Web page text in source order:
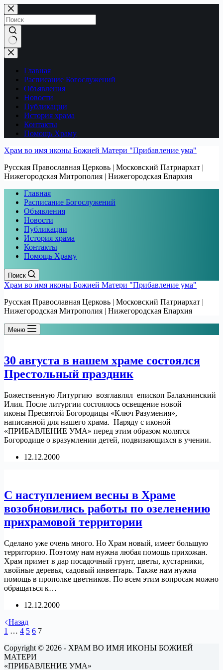
Перейти
к
сути
Ничего
не
найденоГлавная
Расписание Богослужений
Объявления
Новости
Публикации
История храма
Контакты
Помощь Храму
Храм во имя иконы Божией Матери "Прибавление ума"
Русская Православная Церковь | Московский Патриархат |
Нижегородская Митрополия | Нижегородская Епархия
Главная
Расписание Богослужений
Объявления
Новости
Публикации
История храма
Контакты
Помощь Храму
Поиск
Храм во имя иконы Божией Матери "Прибавление ума"
Русская Православная Церковь | Московский Патриархат |
Нижегородская Митрополия | Нижегородская Епархия
Меню
30 августа в нашем храме состоялся
Престольный праздник
Божественную Литургию возглавлял епископ Балахнинский
Илия. После литургии состоялось освещение новой
иконы Пресвятой Богородицы «Ключ Разумения»,
написанной для нашего храма. Наряду с иконой
«ПРИБАВЛЕНИЕ УМА» перед этим образом молятся
Богородице о вразумлении детей, подвизающихся в учении.
12.12.2000
С наступлением весны в Храме
возобновились работы по озеленению
прихрамовой территории
Сделано уже очень много. Но Храм новый, имеет большую
территорию. Поэтому нам нужна любая помощь прихожан.
Храм примет в дар посадочный грунт, цветы, кустарники,
хвойные деревья, садовый инвентарь. Также нам нужна
помощь в прополке цветников. По всем этим вопросам можно
обращаться к…
12.12.2000
Назад
1 … 4 5 6 7
Copyright © 2026 - ХРАМ ВО ИМЯ ИКОНЫ БОЖИЕЙ
МАТЕРИ
«ПРИБАВЛЕНИЕ УМА»